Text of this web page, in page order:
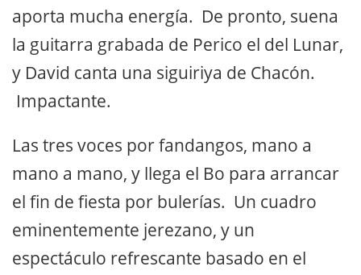
aporta mucha energía. De pronto, suena
la guitarra grabada de Perico el del Lunar,
y David canta una siguiriya de Chacón.
Impactante.
Las tres voces por fandangos, mano a
mano a mano, y llega el Bo para arrancar
el fin de fiesta por bulerías. Un cuadro
eminentemente jerezano, y un
espectáculo refrescante basado en el